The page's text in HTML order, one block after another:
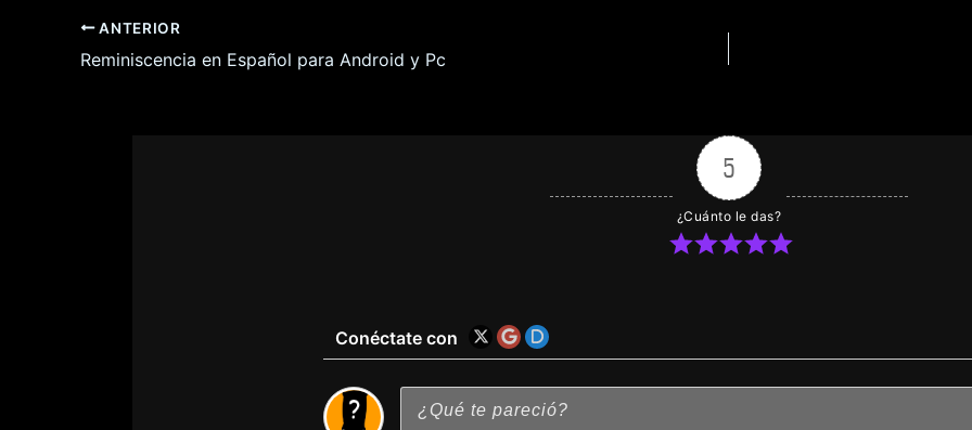
ANTERIOR
Reminiscencia en Español para Android y Pc
5
¿Cuánto le das?
Conéctate con